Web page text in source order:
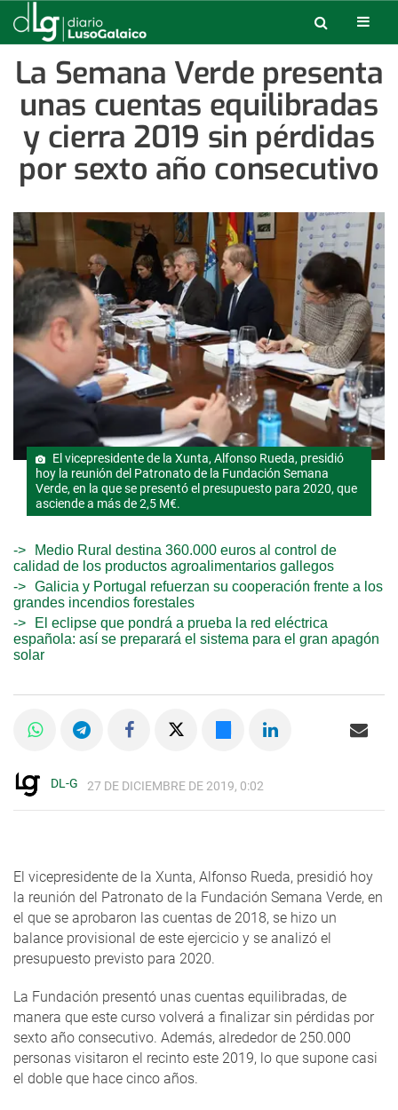
La Semana Verde presenta
unas cuentas equilibradas
y cierra 2019 sin pérdidas
por sexto año consecutivo
El vicepresidente de la Xunta, Alfonso Rueda, presidió
hoy la reunión del Patronato de la Fundación Semana
Verde, en la que se presentó el presupuesto para 2020, que
asciende a más de 2,5 M€.
Medio Rural destina 360.000 euros al control de
calidad de los productos agroalimentarios gallegos
Galicia y Portugal refuerzan su cooperación frente a los
grandes incendios forestales
El eclipse que pondrá a prueba la red eléctrica
española: así se preparará el sistema para el gran apagón
solar
DL-G 27 DE DICIEMBRE DE 2019, 0:02
El vicepresidente de la Xunta, Alfonso Rueda, presidió hoy
la reunión del Patronato de la Fundación Semana Verde, en
el que se aprobaron las cuentas de 2018, se hizo un
balance provisional de este ejercicio y se analizó el
presupuesto previsto para 2020.
La Fundación presentó unas cuentas equilibradas, de
manera que este curso volverá a finalizar sin pérdidas por
sexto año consecutivo. Además, alrededor de 250.000
personas visitaron el recinto este 2019, lo que supone casi
el doble que hace cinco años.